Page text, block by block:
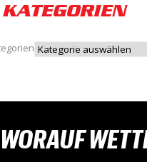
KATEGORIEN